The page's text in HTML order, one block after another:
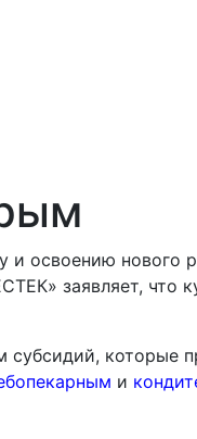
и освоению нового
заявляет, что
которые
и